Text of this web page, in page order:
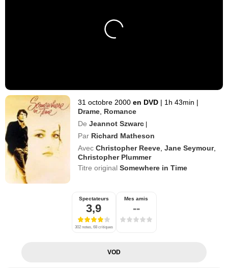
31 octobre 2000 en DVD | 1h 43min |
Drame Romance
De Jeannot Szwarc |
Par Richard Matheson
Avec Christopher Reeve ,Jane Seymour,
Christopher Plummer
Titre originalSomewhere in Time
Spectateurs
3,9
302 notes, 68 critiques
Mes amis
--
VOD